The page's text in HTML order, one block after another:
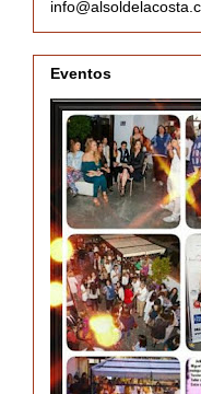
Eventos